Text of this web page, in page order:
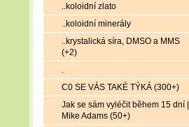
..koloidní zlato
..koloidní minerály
..krystalická síra, DMSO a MMS
(+2)
.
C0 SE VÁS TAKÉ TÝKÁ (300+)
Jak se sám vyléčit během 15 dní |
Mike Adams (50+)